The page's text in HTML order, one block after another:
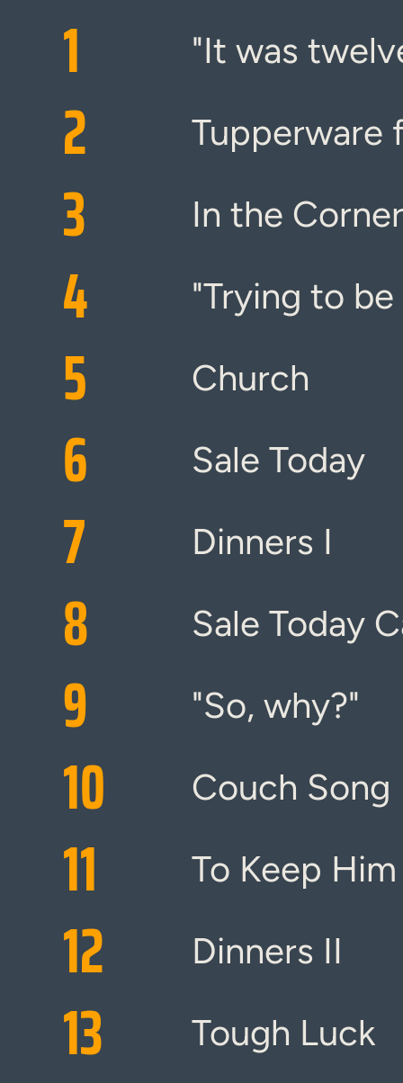
1 "It was
2 Tupperware
3 In the Corner
4 "Trying to
5 Church
6 Sale Today
7 Dinners I
8 Sale Today
9 "So, why?"
10 Couch Song
11 To Keep
12 Dinners II
13 Tough Luck